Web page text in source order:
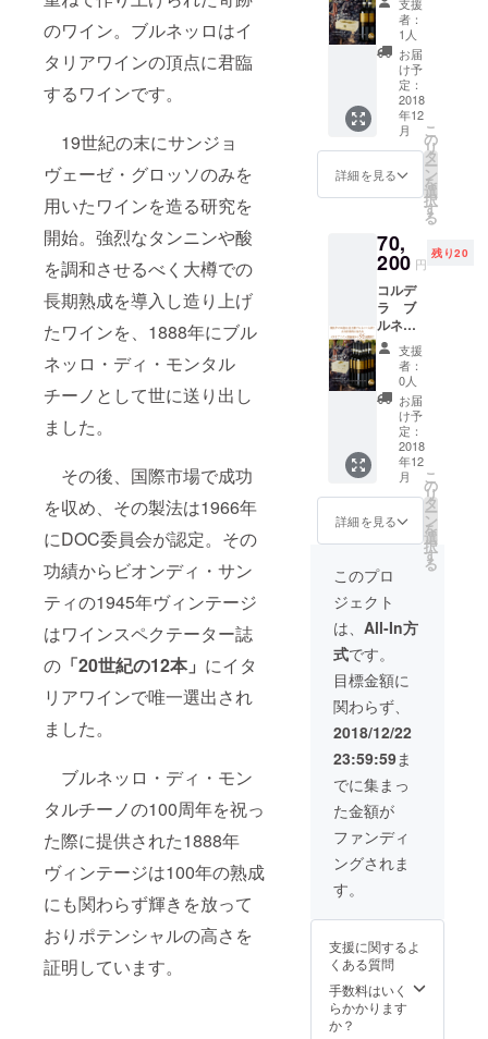
のワイン。ブルネッロはイ
タリアワインの頂点に君臨
するワインです。
19世紀の末にサンジョ
ヴェーゼ・グロッソのみを
用いたワインを造る研究を
開始。強烈なタンニンや酸
を調和させるべく大樽での
長期熟成を導入し造り上げ
たワインを、1888年にブル
ネッロ・ディ・モンタル
チーノとして世に送り出し
ました。
その後、国際市場で成功
を収め、その製法は1966年
にDOC委員会が認定。その
功績からビオンディ・サン
ティの1945年ヴィンテージ
はワインスペクテーター誌
の 「20世紀の12本」 にイタ
リアワインで唯一選出され
ました。
ブルネッロ・ディ・モン
タルチーノの100周年を祝っ
た際に提供された1888年
ヴィンテージは100年の熟成
にも関わらず輝きを放って
おりポテンシャルの高さを
証明しています。
ディ
モンタ
ルチー
ノ リ
ゼル
ヴァ
２０１
０ 赤
ワイ
ン フ
ルボ
ディ
ml 2本/
元値
52,000
円（税
込）か
ら
35％OF
入り2本
専用木
箱付き
支援
者：
1人
お届
け予
定：
2018
年12
月
詳細を見る
こ
の
リ
タ
ー
ン
を
選
択
す
る
70,
200 円
残り20
コルデ
ラ ブ
ルネッ
ロ
ディ
モンタ
ルチー
ノ リ
ゼル
ヴァ
２０１
０ 赤
ワイ
ン フ
ルボ
ディ
７５０
ml 6本/
元値
156,000
円（税
込）か
ら
55％OF
F ロゴ
入り6本
専用木
箱付き
支援
者：
0人
お届
け予
定：
2018
年12
月
詳細を見る
こ
の
リ
タ
ー
ン
を
選
択
す
る
このプロ
ジェクト
は、 All-In方
式です。
目標金額に
関わらず、
2018/12/22
23:59:59ま
でに集まっ
た金額が
ファンディ
ングされま
す。
支援に関するよ
くある質問
手数料はいく
らかかります
か？